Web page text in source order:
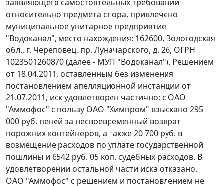
заявляющего самостоятельных требований
относительно предмета спора, привлечено
муниципальное унитарное предприятие
"Водоканал", место нахождения: 162600, Вологодская
обл., г. Череповец, пр. Луначарского, д. 26, ОГРН
1023501260870 (далее - МУП "Водоканал"). Решением
от 18.04.2011, оставленным без изменения
постановлением апелляционной инстанции от
21.07.2011, иск удовлетворен частично: с ОАО
"Аммофос" с пользу ОАО "Химпром" взыскано 295
000 руб. пеней за несвоевременный возврат
порожних контейнеров, а также 20 700 руб. в
возмещение расходов по уплате государственной
пошлины и 6542 руб. 05 коп. судебных расходов. В
удовлетворении остальной части иска отказано.
ОАО "Аммофос" с решением и постановлением не